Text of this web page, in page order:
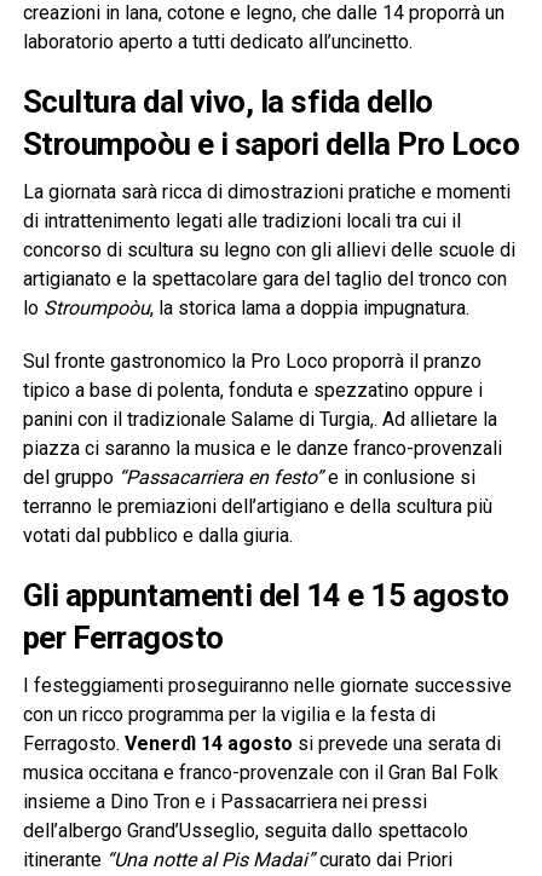
creazioni in lana, cotone e legno, che dalle 14 proporrà un
laboratorio aperto a tutti dedicato all’uncinetto.
Scultura dal vivo, la sfida dello
Stroumpoòu e i sapori della Pro Loco
La giornata sarà ricca di dimostrazioni pratiche e momenti
di intrattenimento legati alle tradizioni locali tra cui il
concorso di scultura su legno con gli allievi delle scuole di
artigianato e la spettacolare gara del taglio del tronco con
lo Stroumpoòu, la storica lama a doppia impugnatura.
Sul fronte gastronomico la Pro Loco proporrà il pranzo
tipico a base di polenta, fonduta e spezzatino oppure i
panini con il tradizionale Salame di Turgia,. Ad allietare la
piazza ci saranno la musica e le danze franco-provenzali
del gruppo “Passacarriera en festo”e in conlusione si
terranno le premiazioni dell’artigiano e della scultura più
votati dal pubblico e dalla giuria.
Gli appuntamenti del 14 e 15 agosto
per Ferragosto
I festeggiamenti proseguiranno nelle giornate successive
con un ricco programma per la vigilia e la festa di
Ferragosto. Venerdì 14 agosto si prevede una serata di
musica occitana e franco-provenzale con il Gran Bal Folk
insieme a Dino Tron e i Passacarriera nei pressi
dell’albergo Grand’Usseglio, seguita dallo spettacolo
itinerante “Una notte al Pis Madai”curato dai Priori